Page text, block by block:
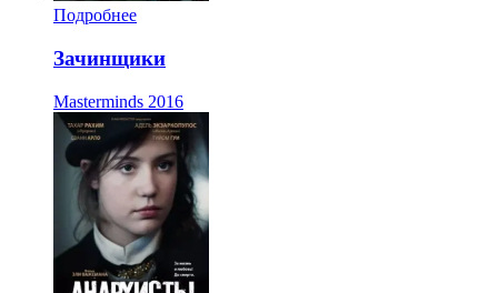
Подробнее
Зачинщики
Masterminds 2016